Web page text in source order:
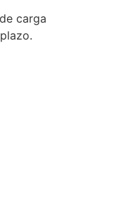
carga